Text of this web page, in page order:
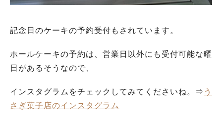
記念日のケーキの予約受付もされています。
ホールケーキの予約は、営業日以外にも受付可能な曜
日があるそうなので、
インスタグラムをチェックしてみてくださいね。⇒ う
さぎ菓子店のインスタグラム